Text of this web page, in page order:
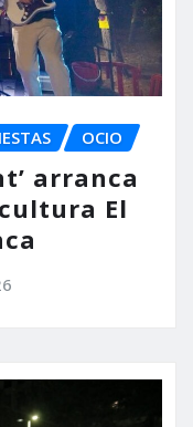
OCIO
arranca
El